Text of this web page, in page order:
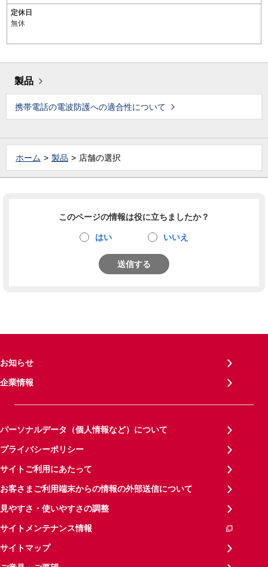
定休日
無休
製品
携帯電話の電波防護への適合性について
ホーム 製品 店舗の選択
このページの情報は役に立ちましたか？
はい いいえ
送信する
お知らせ
企業情報
パーソナルデータ（個人情報など）について
プライバシーポリシー
サイトご利用にあたって
お客さまご利用端末からの情報の外部送信について
見やすさ・使いやすさの調整
サイトメンテナンス情報
サイトマップ